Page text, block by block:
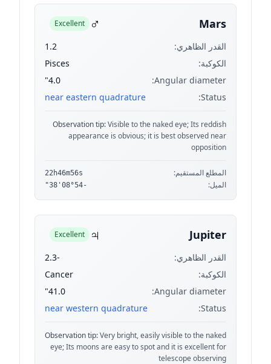
Mars
♂
Excellent
القدر الظاهري:
1.2
الكوكبة:
Pisces
Angular diameter:
4.0"
Status:
near eastern quadrature
Observation tip:Visible to the naked eye; Its reddish
appearance is obvious; it is best observed near
opposition
المطلع المستقيم: 22h46m56s
الميل: -08°54'38"
Jupiter
♃
Excellent
القدر الظاهري:
-2.3
الكوكبة:
Cancer
Angular diameter:
41.0"
Status:
near western quadrature
Observation tip:Very bright, easily visible to the naked
eye; Its moons are easy to spot and it is excellent for
telescope observing